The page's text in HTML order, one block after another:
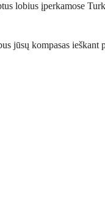
lobius įperkamose
jūsų kompasas